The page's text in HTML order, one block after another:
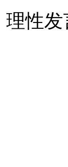
性